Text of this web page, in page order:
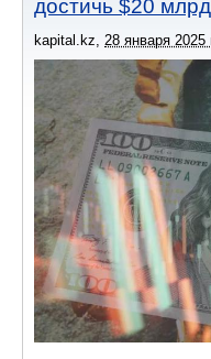
достичь $20
kapital.kz, 28 января 2025